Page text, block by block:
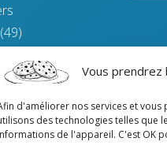
Vous prendrez
d'améliorer nos services et
des technologies telles que
de l'appareil. C'est OK